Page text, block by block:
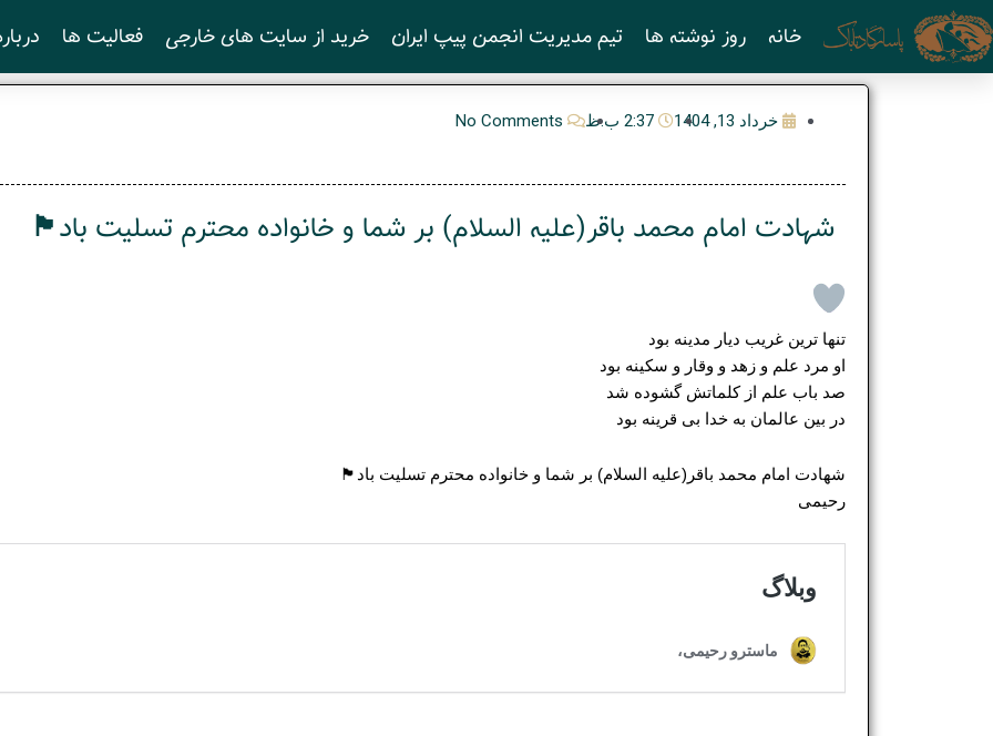
پرش
به
محتوا
خانه روز نوشته ها تیم مدیریت انجمن پیپ ایران خرید از سایت های خارجی فعالیت ها
خرداد 13, 1404 2:37 ب.ظ No Comments
شهادت امام محمد باقر(علیه السلام) بر شما و خانواده محترم تسلیت باد🏴
تنها ترین غریب دیار مدینه بود
او مرد علم و زهد و وقار و سکینه بود
صد باب علم از کلماتش گشوده شد
در بین عالمان به خدا بی قرینه بود
شهادت امام محمد باقر(علیه السلام) بر شما و خانواده محترم تسلیت باد🏴
رحیمی